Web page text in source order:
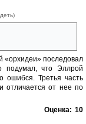
«орхидеи» последовал
подумал, что Эллрой
ошибся. Третья часть
отличается от нее по
Оценка: 10